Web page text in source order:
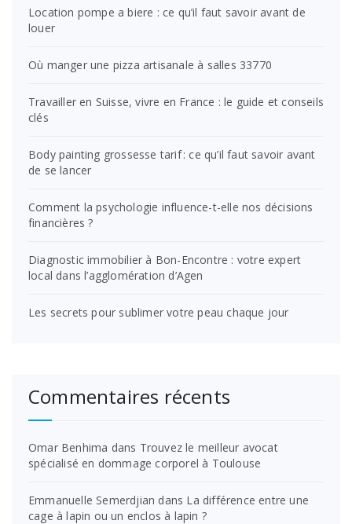
Location pompe a biere : ce qu’il faut savoir avant de
louer
Où manger une pizza artisanale à salles 33770
Travailler en Suisse, vivre en France : le guide et conseils
clés
Body painting grossesse tarif : ce qu’il faut savoir avant
de se lancer
Comment la psychologie influence-t-elle nos décisions
financières ?
Diagnostic immobilier à Bon-Encontre : votre expert
local dans l’agglomération d’Agen
Les secrets pour sublimer votre peau chaque jour
Commentaires récents
Omar Benhima dans Trouvez le meilleur avocat
spécialisé en dommage corporel à Toulouse
Emmanuelle Semerdjian dans La différence entre une
cage à lapin ou un enclos à lapin ?